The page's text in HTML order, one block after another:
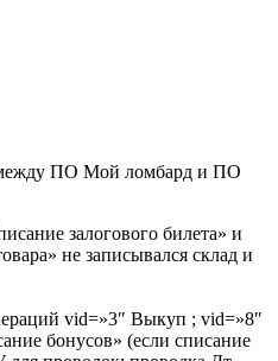
ПО Мой ломбард и ПО
залогового билета» и
не записывался склад и
vid=»3″ Выкуп ; vid=»8″
бонусов» (если списание